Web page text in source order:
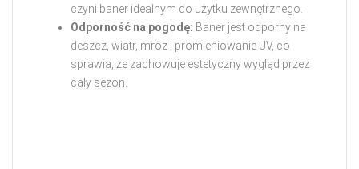
czyni baner idealnym do użytku zewnętrznego.
Odporność na pogodę: Baner jest odporny na
deszcz, wiatr, mróz i promieniowanie UV, co
sprawia, że zachowuje estetyczny wygląd przez
cały sezon.